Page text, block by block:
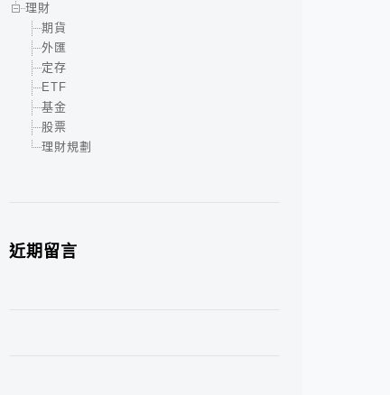
理財
期貨
外匯
定存
ETF
基金
股票
理財規劃
近期留言